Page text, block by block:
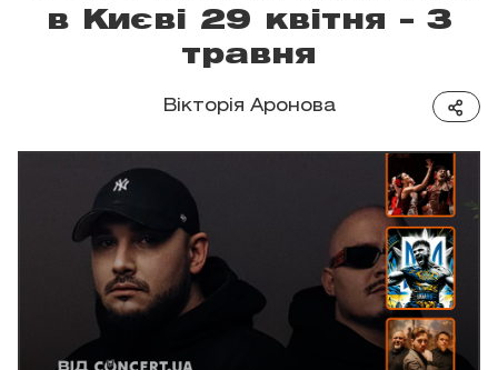
в Києві 29 квітня – 3
травня
Вікторія Аронова